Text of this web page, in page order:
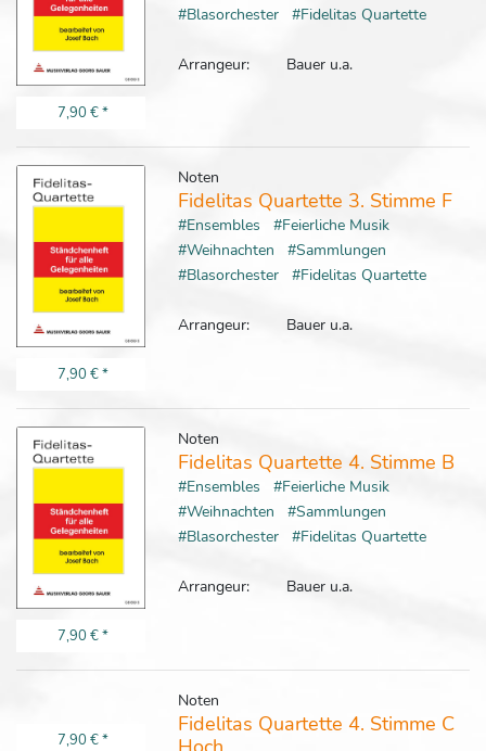
7,90 €*
#Blasorchester #Fidelitas Quartette
Arrangeur: Bauer u.a.
7,90 €*
Noten
Fidelitas Quartette 3. Stimme F
#Ensembles
#Feierliche Musik
#Weihnachten
#Sammlungen
#Blasorchester
#Fidelitas Quartette
Arrangeur: Bauer u.a.
7,90 €*
Noten
Fidelitas Quartette 4. Stimme B
#Ensembles
#Feierliche Musik
#Weihnachten
#Sammlungen
#Blasorchester
#Fidelitas Quartette
Arrangeur: Bauer u.a.
7,90 €*
Noten
Fidelitas Quartette 4. Stimme C